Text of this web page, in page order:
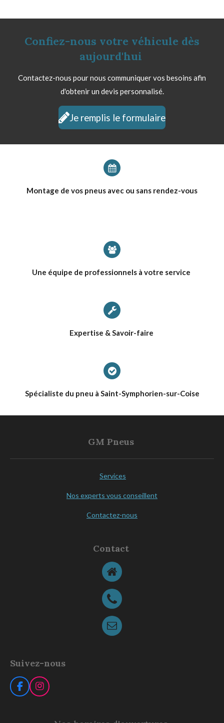
Confiez-nous votre véhicule dès
aujourd'hui
Contactez-nous pour nous communiquer vos besoins afin
d'obtenir un devis personnalisé.
Je remplis le formulaire
Montage de vos pneus avec ou sans rendez-vous
Une équipe de professionnels à votre service
Expertise & Savoir-faire
Spécialiste du pneu à Saint-Symphorien-sur-Coise
GM Pneus
Services
Nos experts vous conseillent
Contactez-nous
Contact
Suivez-nous
F
a
I
n